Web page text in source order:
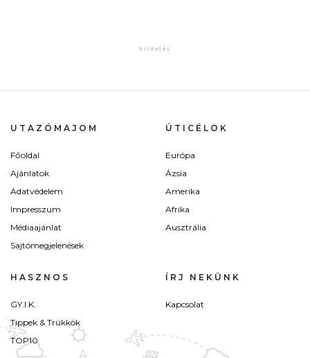
UTAZÓMAJOM
Főoldal
Ajánlatok
Adatvédelem
Impresszum
Médiaajánlat
Sajtómegjelenések
ÚTICÉLOK
Európa
Ázsia
Amerika
Afrika
Ausztrália
HASZNOS
GY.I.K.
Tippek & Trükkök
TOP10
ÍRJ NEKÜNK
Kapcsolat